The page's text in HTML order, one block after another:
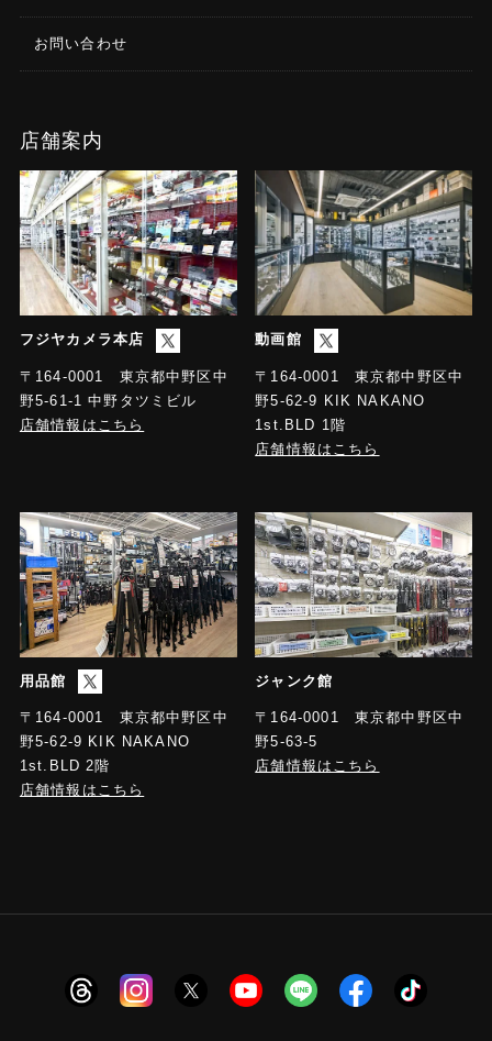
お問い合わせ
店舗案内
フジヤカメラ本店
〒164-0001 東京都中野区中
野5-61-1 中野タツミビル
店舗情報はこちら
動画館
〒164-0001 東京都中野区中
野5-62-9 KIK NAKANO
1st.BLD 1階
店舗情報はこちら
用品館
〒164-0001 東京都中野区中
野5-62-9 KIK NAKANO
1st.BLD 2階
店舗情報はこちら
ジャンク館
〒164-0001 東京都中野区中
野5-63-5
店舗情報はこちら